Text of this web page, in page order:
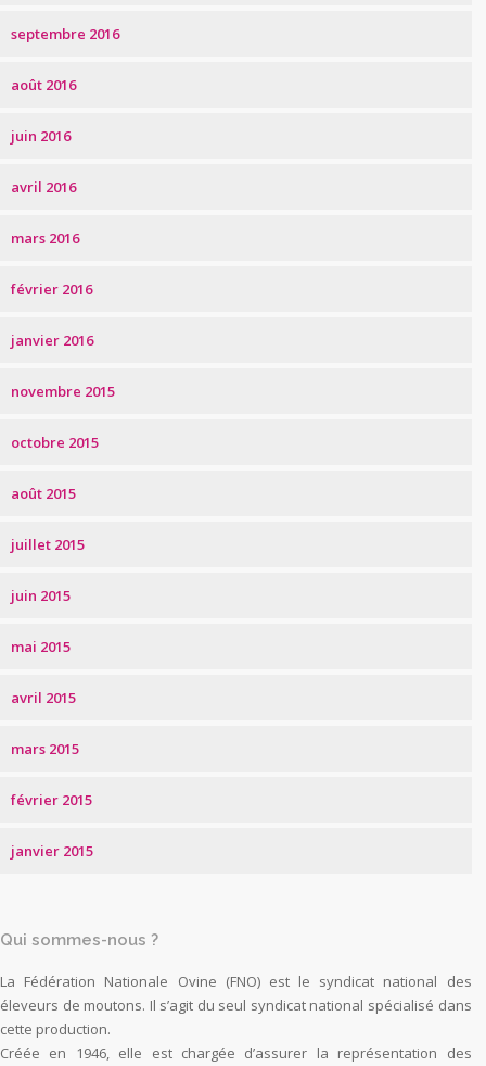
septembre 2016
août 2016
juin 2016
avril 2016
mars 2016
février 2016
janvier 2016
novembre 2015
octobre 2015
août 2015
juillet 2015
juin 2015
mai 2015
avril 2015
mars 2015
février 2015
janvier 2015
Qui sommes-nous ?
La Fédération Nationale Ovine (FNO) est le syndicat national des
éleveurs de moutons. Il s’agit du seul syndicat national spécialisé dans
cette production.
Créée en 1946, elle est chargée d’assurer la représentation des